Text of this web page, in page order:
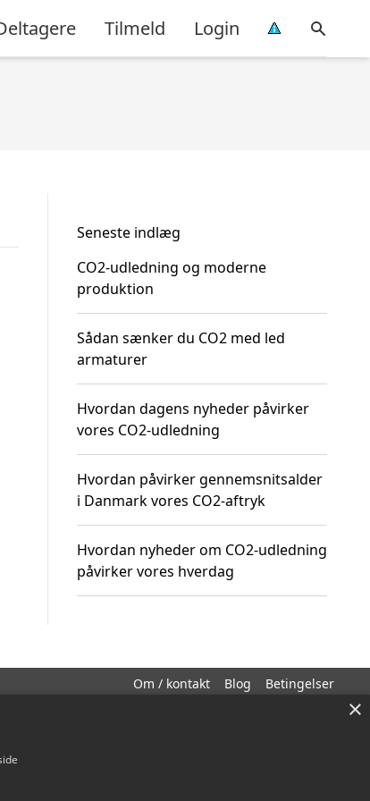
Tilmeld Login
Seneste indlæg
CO2-udledning og moderne
produktion
Sådan sænker du CO2 med led
armaturer
Hvordan dagens nyheder påvirker
vores CO2-udledning
Hvordan påvirker gennemsnitsalder
i Danmark vores CO2-aftryk
Hvordan nyheder om CO2-udledning
påvirker vores hverdag
Om / kontakt Blog Betingelser
×